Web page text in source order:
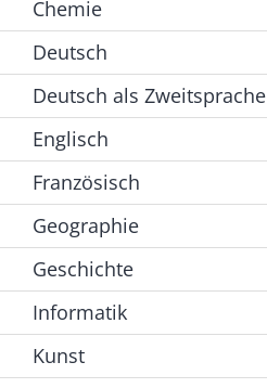
Chemie
Deutsch
Deutsch als Zweitsprache
Englisch
Französisch
Geographie
Geschichte
Informatik
Kunst